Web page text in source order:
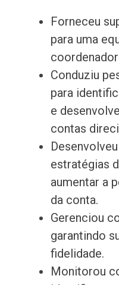
Forneceu
para uma
Conduziu
para
e
contas
estratégias
aumentar a
da conta.
Gerenciou
garantindo
fidelidade.
Monitorou